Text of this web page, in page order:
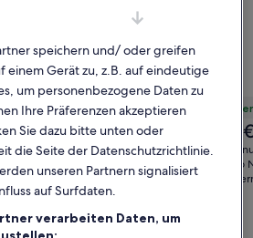
Preis
beträgt
1.438 €
1.438
für 1
205 € pro
inkl.
Aug.–23. Aug.
speichern und/ oder greifen
einem Gerät zu, z.B. auf eindeutige
um personenbezogene Daten zu
Ihre Präferenzen akzeptieren
Sie dazu bitte unten oder
die Seite der Datenschutzrichtlinie.
unseren Partnern signalisiert
auf Surfdaten.
verarbeiten Daten, um